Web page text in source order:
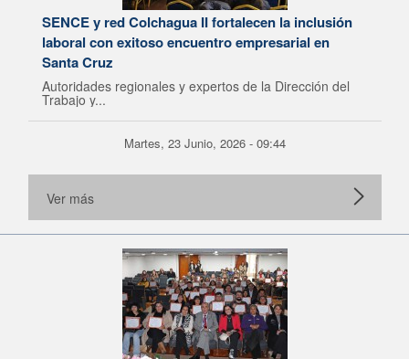
SENCE y red Colchagua II fortalecen la inclusión
laboral con exitoso encuentro empresarial en
Santa Cruz
Autoridades regionales y expertos de la Dirección del
Trabajo y...
Martes, 23 Junio, 2026 - 09:44
Ver más